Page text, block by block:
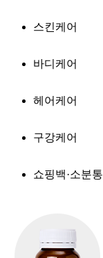
스킨케어
바디케어
헤어케어
구강케어
쇼핑백·소분통